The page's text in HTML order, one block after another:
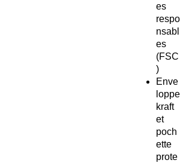
es
respo
nsabl
es
(FSC
)
Enve
loppe
kraft
et
poch
ette
prote